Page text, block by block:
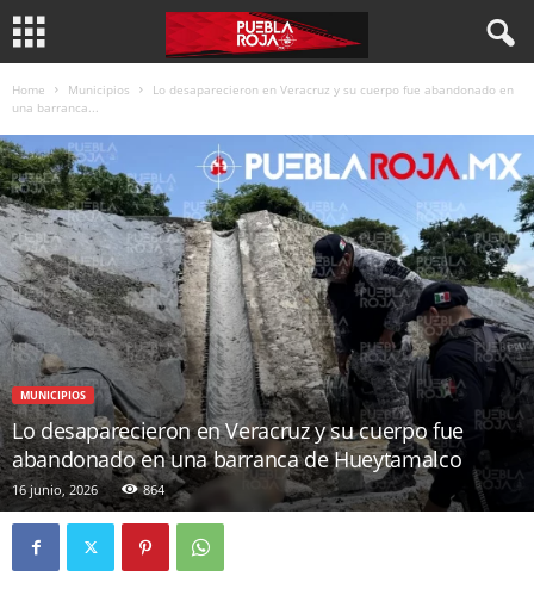
Home Municipios
Lo desaparecieron en Veracruz y su cuerpo fue abandonado en
una barranca...
MUNICIPIOS
Lo desaparecieron en Veracruz y su cuerpo fue
abandonado en una barranca de Hueytamalco
16 junio, 2026 864